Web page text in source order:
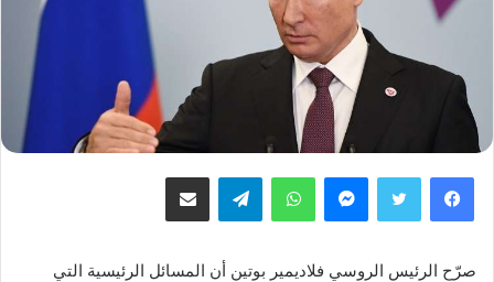
فيسبوك تويتر ماسنجر واتساب تيلقرام مشاركة عبر البريد
صرّح الرئيس الروسي فلاديمير بوتين أن المسائل الرئيسية التي